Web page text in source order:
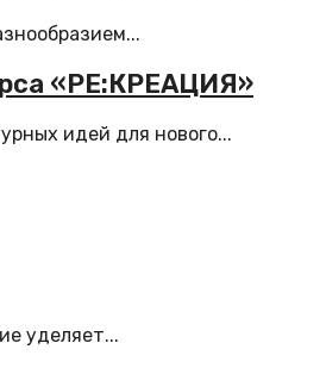
«РЕ:КРЕАЦИЯ»
идей для нового...
уделяет...